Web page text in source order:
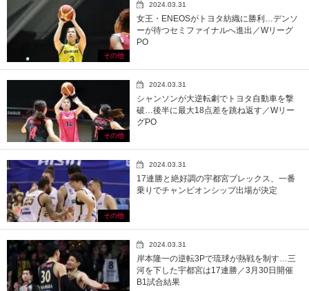
その他
2024.03.31
女王・ENEOSがトヨタ紡織に勝利…デンソ
ーが待つセミファイナルへ進出／Wリーグ
PO
その他
2024.03.31
シャンソンが大逆転劇でトヨタ自動車を撃
破…後半に最大18点差を跳ね返す／Wリー
グPO
その他
2024.03.31
17連勝と絶好調の宇都宮ブレックス、一番
乗りでチャンピオンシップ出場が決定
2024.03.31
岸本隆一の逆転3Pで琉球が熱戦を制す…三
河を下した宇都宮は17連勝／3月30日開催
B1試合結果